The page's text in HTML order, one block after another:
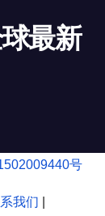
最新
号
我们